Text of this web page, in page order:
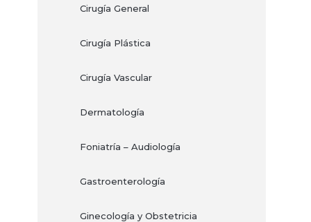
Cirugía General
Cirugía Plástica
Cirugía Vascular
Dermatología
Foniatría – Audiología
Gastroenterología
Ginecología y Obstetricia